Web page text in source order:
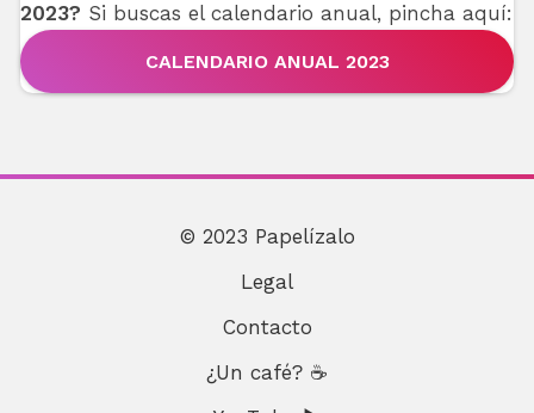
2023? Si buscas el calendario anual, pincha aquí:
CALENDARIO ANUAL 2023
© 2023 Papelízalo
Legal
Contacto
¿Un café? ☕